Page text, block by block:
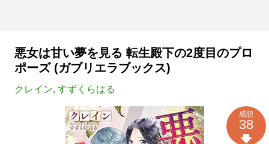
悪女は甘い夢を見る 転生殿下の2度目のプロ
ポーズ (ガブリエラブックス)
クレイン, すずくらはる
感想
38